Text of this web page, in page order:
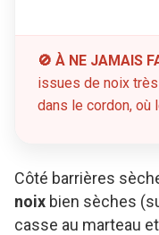
🚫 À NE JAMAIS
issues de noix
dans le cordon,
Côté barrières
noix bien sèches
casse au marteau